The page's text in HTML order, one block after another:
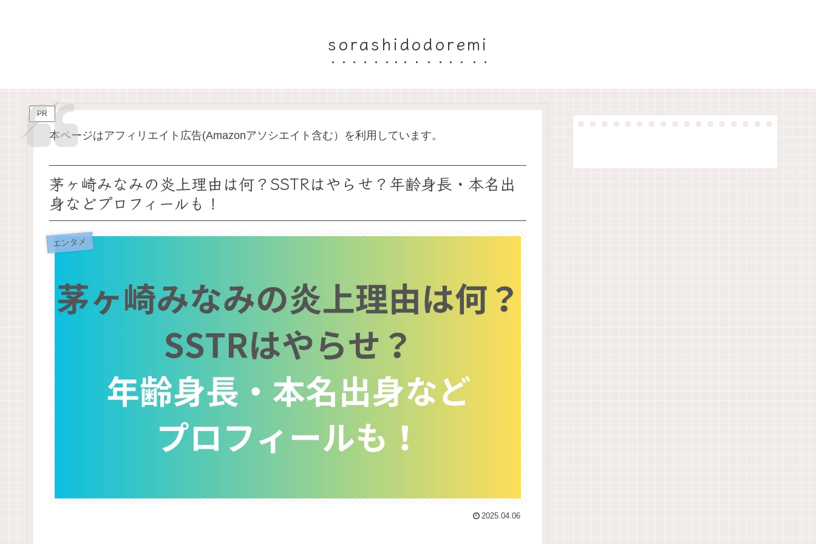
sorashidodoremi
PR
本ページはアフィリエイト広告(Amazonアソシエイト含む）を利用しています。
茅ヶ崎みなみの炎上理由は何？SSTRはやらせ？年齢身長・本名出
身などプロフィールも！
エンタメ
2025.04.06